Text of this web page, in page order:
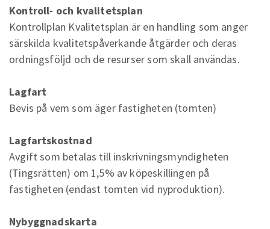
Kontroll- och kvalitetsplan
Kontrollplan Kvalitetsplan är en handling som anger
särskilda kvalitetspåverkande åtgärder och deras
ordningsföljd och de resurser som skall användas.
Lagfart
Bevis på vem som äger fastigheten (tomten)
Lagfartskostnad
Avgift som betalas till inskrivningsmyndigheten
(Tingsrätten) om 1,5% av köpeskillingen på
fastigheten (endast tomten vid nyproduktion).
Nybyggnadskarta